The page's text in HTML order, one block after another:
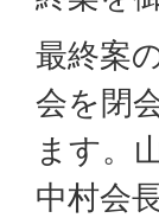
最終案
会を閉
ます。
中村会